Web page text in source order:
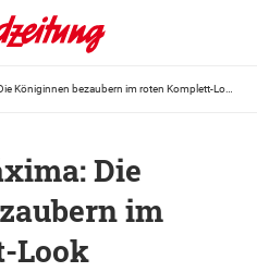
Die
im
Look